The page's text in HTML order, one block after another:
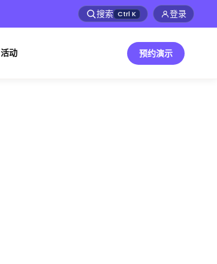
搜索 Ctrl K 登录
活动 预约演示